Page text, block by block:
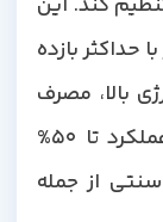
بازده
مصرف
انرژی را کاهش می دهد. نتیجه این عملکرد تا 50%
از جمله